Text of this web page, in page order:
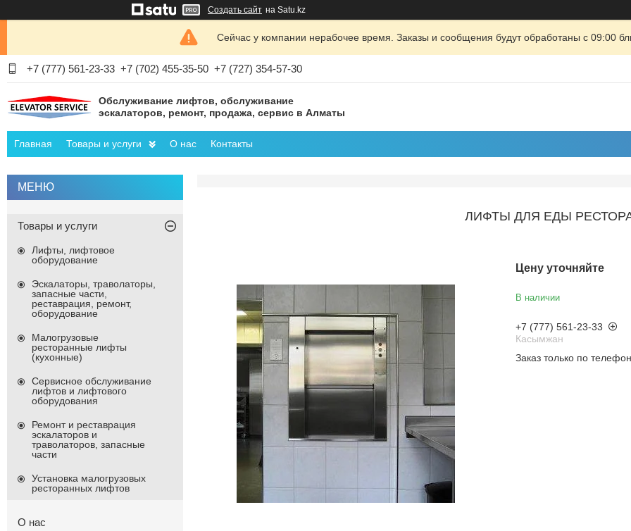
Создать сайт на Satu.kz
Сейчас у компании нерабочее время. Заказы и сообщения будут обработаны с 09:00
+7 (777) 561-23-33 +7 (702) 455-35-50 +7 (727) 354-57-30
Обслуживание лифтов, обслуживание
эскалаторов, ремонт, продажа, сервис в Алматы
Главная Товары и услуги О нас Контакты
ЛИФТЫ ДЛЯ ЕДЫ
Цену уточняйте
В наличии
+7 (777) 561-23-33
Касымжан
Заказ только по
Товары и услуги
Лифты, лифтовое
оборудование
Эскалаторы, траволаторы,
запасные части,
реставрация, ремонт,
оборудование
Малогрузовые
ресторанные лифты
(кухонные)
Сервисное обслуживание
лифтов и лифтового
оборудования
Ремонт и реставрация
эскалаторов и
траволаторов, запасные
части
Установка малогрузовых
ресторанных лифтов
О нас